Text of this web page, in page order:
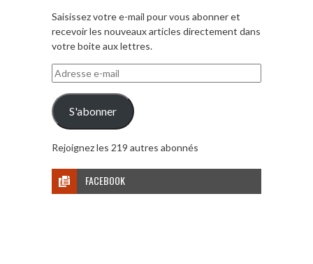
Saisissez votre e-mail pour vous abonner et
recevoir les nouveaux articles directement dans
votre boite aux lettres.
Adresse
e-
mail
S'abonner
Rejoignez les 219 autres abonnés
FACEBOOK